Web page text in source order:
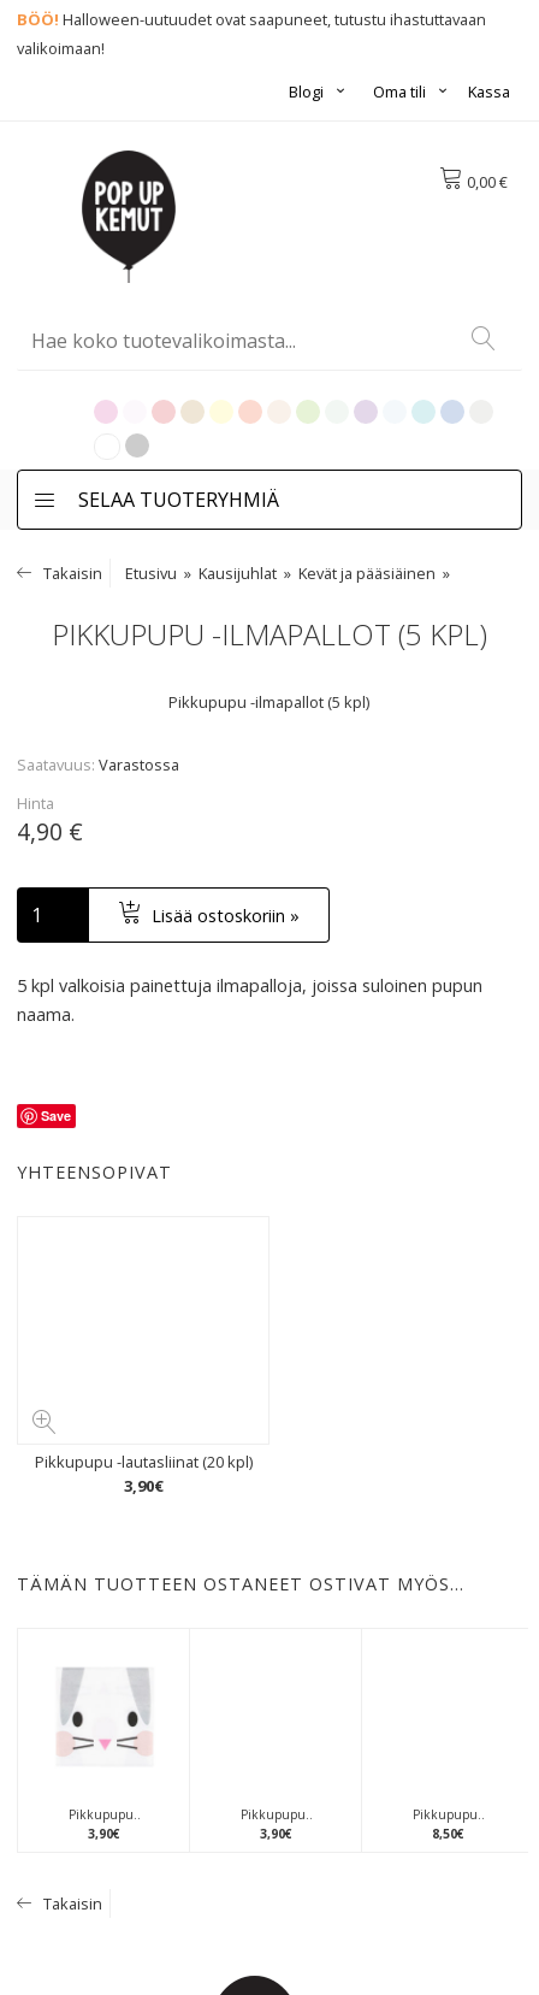
BÖÖ!Halloween-uutuudet ovat saapuneet, tutustu ihastuttavaan
valikoimaan!
Kassa
Oma tili
Blogi
0,00 €
SELAA TUOTERYHMIÄ
Takaisin Etusivu Kausijuhlat Kevät ja pääsiäinen
PIKKUPUPU -ILMAPALLOT (5 KPL)
Pikkupupu -ilmapallot (5 kpl)
Saatavuus Varastossa
Hinta
4,90 €
Lisää ostoskoriin »
5 kpl valkoisia painettuja ilmapalloja, joissa suloinen pupun
naama.
Save
YHTEENSOPIVAT
Pikkupupu -lautasliinat (20 kpl)
3,90€
TÄMÄN TUOTTEEN OSTANEET OSTIVAT MYÖS…
Pikkupupu..
3,90€
Pikkupupu..
3,90€
Pikkupupu..
8,50€
Takaisin